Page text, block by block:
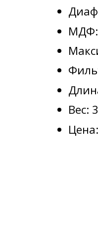
МДФ:
Вес: